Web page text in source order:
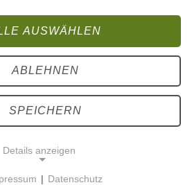
HANSA zum Weihnachtsfest für
AUSWÄHLEN
ABLEHNEN
SPEICHERN
Details anzeigen
| Datenschutz